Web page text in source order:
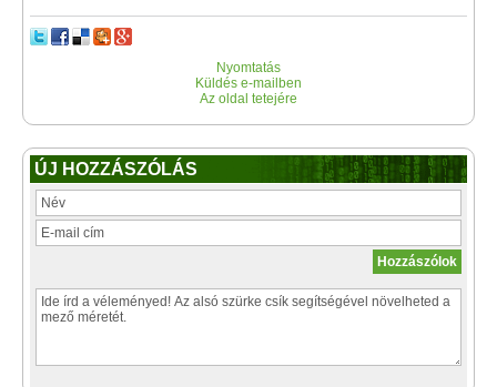
Nyomtatás
Küldés e-mailben
Az oldal tetejére
ÚJ HOZZÁSZÓLÁS